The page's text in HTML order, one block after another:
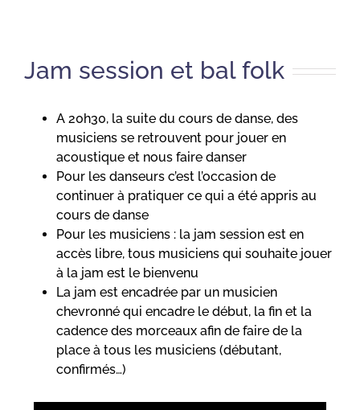
Jam session et bal folk
A 20h30, la suite du cours de danse, des
musiciens se retrouvent pour jouer en
acoustique et nous faire danser
Pour les danseurs c’est l’occasion de
continuer à pratiquer ce qui a été appris au
cours de danse
Pour les musiciens : la jam session est en
accès libre, tous musiciens qui souhaite jouer
à la jam est le bienvenu
La jam est encadrée par un musicien
chevronné qui encadre le début, la fin et la
cadence des morceaux afin de faire de la
place à tous les musiciens (débutant,
confirmés…)